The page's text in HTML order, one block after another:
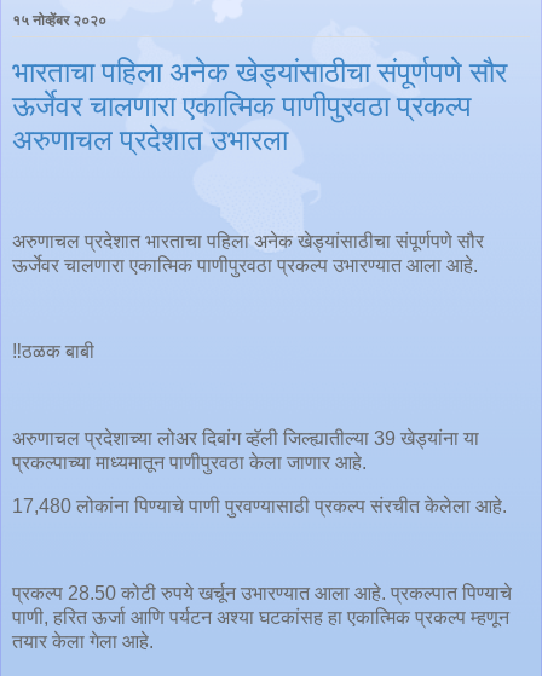
१५ नोव्हेंबर २०२०
भारताचा पहिला अनेक खेड्यांसाठीचा संपूर्णपणे सौर
ऊर्जेवर चालणारा एकात्मिक पाणीपुरवठा प्रकल्प
अरुणाचल प्रदेशात उभारला
अरुणाचल प्रदेशात भारताचा पहिला अनेक खेड्यांसाठीचा संपूर्णपणे सौर
ऊर्जेवर चालणारा एकात्मिक पाणीपुरवठा प्रकल्प उभारण्यात आला आहे.
‼️ठळक बाबी
अरुणाचल प्रदेशाच्या लोअर दिबांग व्हॅली जिल्ह्यातील्या 39 खेड्यांना या
प्रकल्पाच्या माध्यमातून पाणीपुरवठा केला जाणार आहे.
17,480 लोकांना पिण्याचे पाणी पुरवण्यासाठी प्रकल्प संरचीत केलेला आहे.
प्रकल्प 28.50 कोटी रुपये खर्चून उभारण्यात आला आहे. प्रकल्पात पिण्याचे
पाणी, हरित ऊर्जा आणि पर्यटन अश्या घटकांसह हा एकात्मिक प्रकल्प म्हणून
तयार केला गेला आहे.